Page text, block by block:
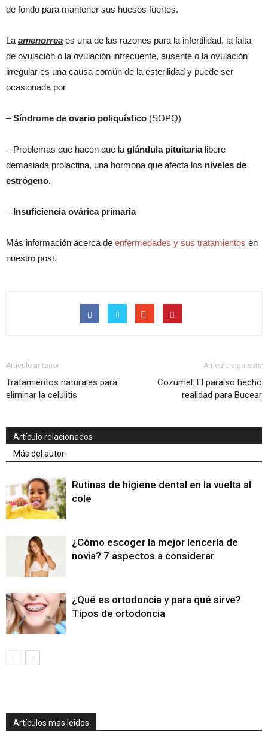
de fondo para mantener sus huesos fuertes.
La amenorrea es una de las razones para la infertilidad, la falta
de ovulación o la ovulación infrecuente, ausente o la ovulación
irregular es una causa común de la esterilidad y puede ser
ocasionada por
–Síndrome de ovario poliquístico (SOPQ)
– Problemas que hacen que la glándula pituitarialibere
demasiada prolactina, una hormona que afecta los niveles de
estrógeno.
– Insuficiencia ovárica primaria
Más información acerca de enfermedades y sus tratamientos en
nuestro post.
Artículo anterior
Tratamientos naturales para
eliminar la celulitis
Artículo siguiente
Cozumel: El paraíso hecho
realidad para Bucear
Artículo relacionados
Más del autor
Rutinas de higiene dental en la vuelta al
cole
¿Cómo escoger la mejor lencería de
novia? 7 aspectos a considerar
¿Qué es ortodoncia y para qué sirve?
Tipos de ortodoncia
Artículos mas leidos